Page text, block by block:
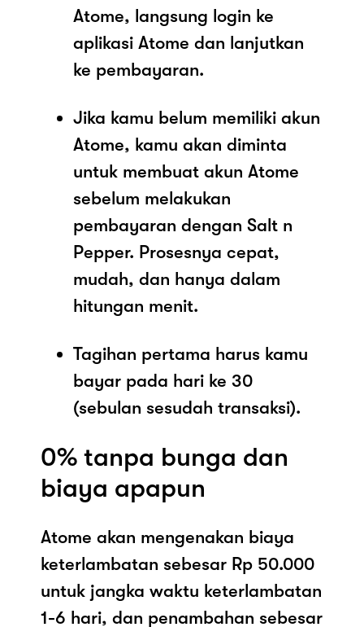
Atome, langsung login ke
aplikasi Atome dan lanjutkan
ke pembayaran.
Jika kamu belum memiliki akun
Atome, kamu akan diminta
untuk membuat akun Atome
sebelum melakukan
pembayaran dengan Salt n
Pepper. Prosesnya cepat,
mudah, dan hanya dalam
hitungan menit.
Tagihan pertama harus kamu
bayar pada hari ke 30
(sebulan sesudah transaksi).
0% tanpa bunga dan
biaya apapun
Atome akan mengenakan biaya
keterlambatan sebesar Rp 50.000
untuk jangka waktu keterlambatan
1-6 hari, dan penambahan sebesar